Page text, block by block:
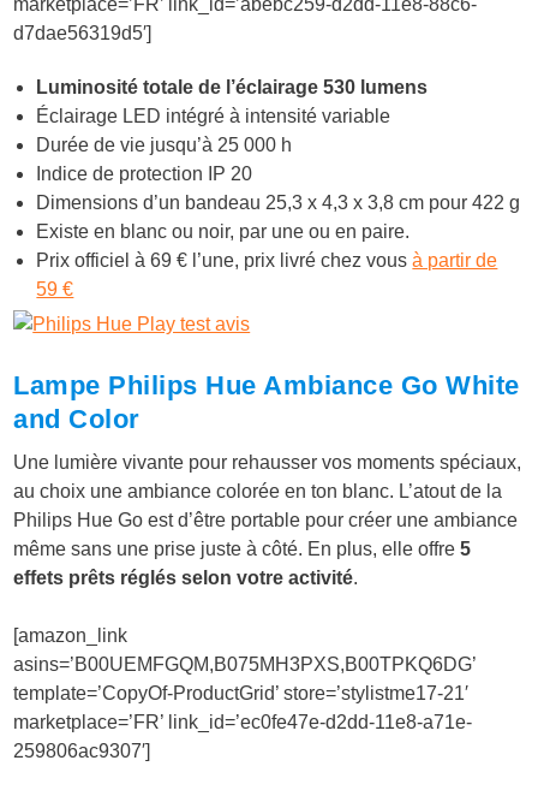
marketplace=’FR’ link_id=’abebc259-d2dd-11e8-88c6-
d7dae56319d5′]
Luminosité totale de l’éclairage 530 lumens
Éclairage LED intégré à intensité variable
Durée de vie jusqu’à 25 000 h
Indice de protection IP 20
Dimensions d’un bandeau 25,3 x 4,3 x 3,8 cm pour 422 g
Existe en blanc ou noir, par une ou en paire.
Prix officiel à 69 € l’une, prix livré chez vousà partir de
59 €
Lampe Philips Hue Ambiance Go White
and Color
Une lumière vivante pour rehausser vos moments spéciaux,
au choix une ambiance colorée en ton blanc. L’atout de la
Philips Hue Go est d’être portable pour créer une ambiance
même sans une prise juste à côté. En plus, elle offre5
effets prêts réglés selon votre activité.
[amazon_link
asins=’B00UEMFGQM,B075MH3PXS,B00TPKQ6DG’
template=’CopyOf-ProductGrid’ store=’stylistme17-21′
marketplace=’FR’ link_id=’ec0fe47e-d2dd-11e8-a71e-
259806ac9307′]